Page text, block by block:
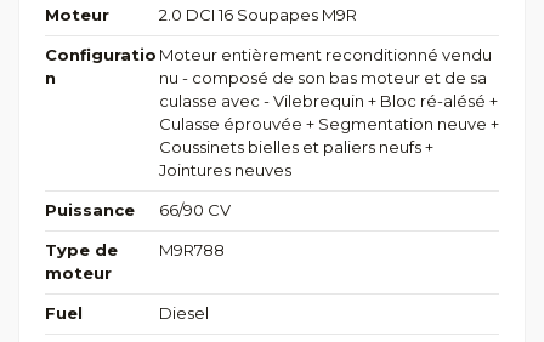
Moteur 2.0 DCI 16 Soupapes M9R
Configuratio
n
Moteur entièrement reconditionné vendu
nu - composé de son bas moteur et de sa
culasse avec - Vilebrequin + Bloc ré-alésé +
Culasse éprouvée + Segmentation neuve +
Coussinets bielles et paliers neufs +
Jointures neuves
Puissance 66/90 CV
Type de
moteur
M9R788
Fuel Diesel